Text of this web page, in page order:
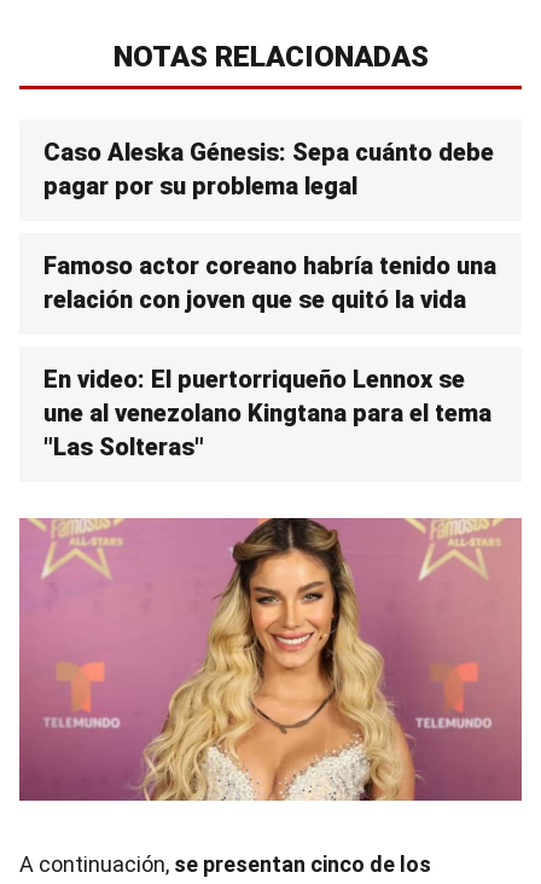
NOTAS RELACIONADAS
Caso Aleska Génesis: Sepa cuánto debe
pagar por su problema legal
Famoso actor coreano habría tenido una
relación con joven que se quitó la vida
En video: El puertorriqueño Lennox se
une al venezolano Kingtana para el tema
"Las Solteras"
A continuación, se presentan cinco de los